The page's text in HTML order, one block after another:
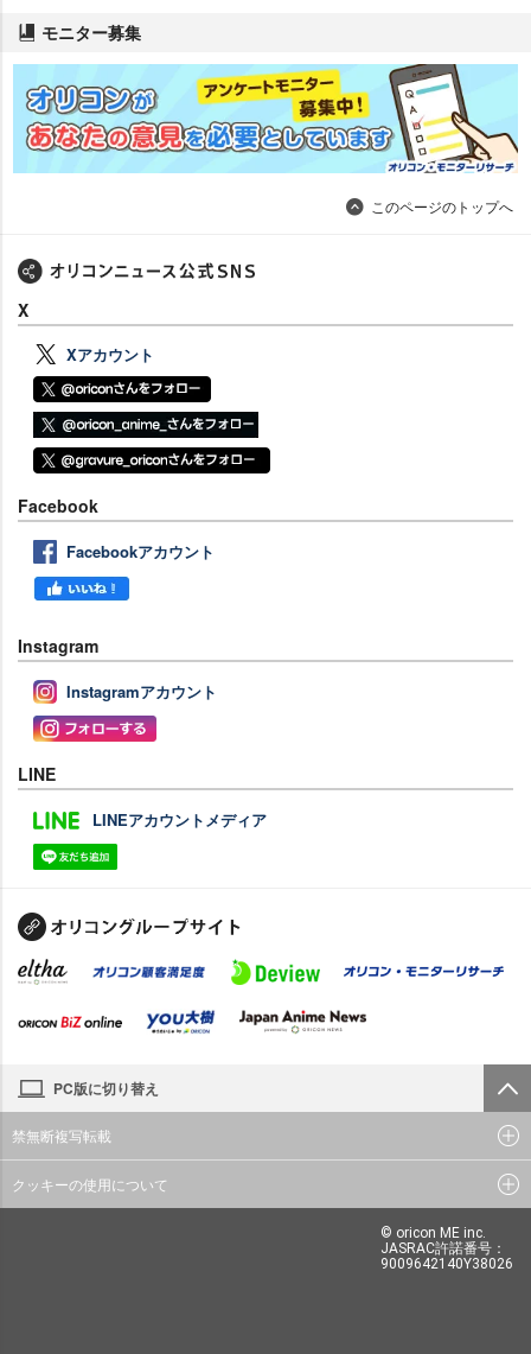
モニター募集
このページのトップへ
X
Xアカウント
Facebook
Facebookアカウント
Instagram
Instagramアカウント
LINE
LINEアカウントメディア
PC版に切り替え
禁無断複写転載
クッキーの使用について
© oricon ME inc.
JASRAC許諾番号：
9009642140Y38026